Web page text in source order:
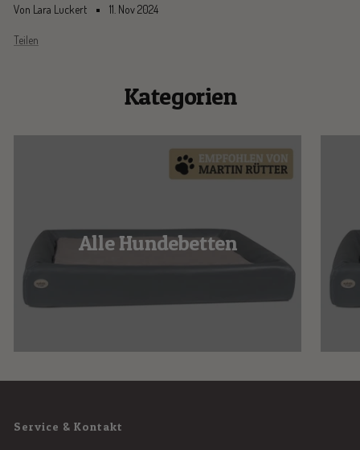
Von Lara Luckert 11. Nov 2024
Teilen
Kategorien
Alle Hundebetten
Service & Kontakt